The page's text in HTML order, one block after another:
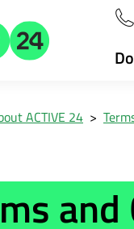
ACTIVE 24 >